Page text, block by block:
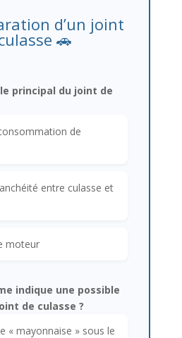
d’un joint
🚗
principal du joint de
de
entre culasse et
moteur
indique une possible
de culasse ?
« mayonnaise » sous le